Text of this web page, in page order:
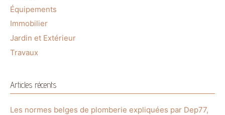
Équipements
Immobilier
Jardin et Extérieur
Travaux
Articles récents
Les normes belges de plomberie expliquées par Dep77,